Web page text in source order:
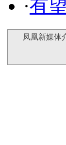
·有
凤凰新媒体